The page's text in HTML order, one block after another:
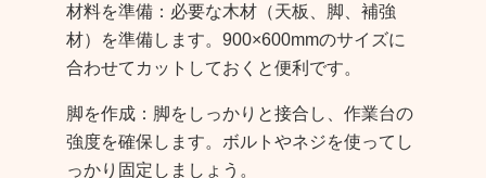
材料を準備：必要な木材（天板、脚、補強
材）を準備します。900×600mmのサイズに
合わせてカットしておくと便利です。
脚を作成：脚をしっかりと接合し、作業台の
強度を確保します。ボルトやネジを使ってし
っかり固定しましょう。